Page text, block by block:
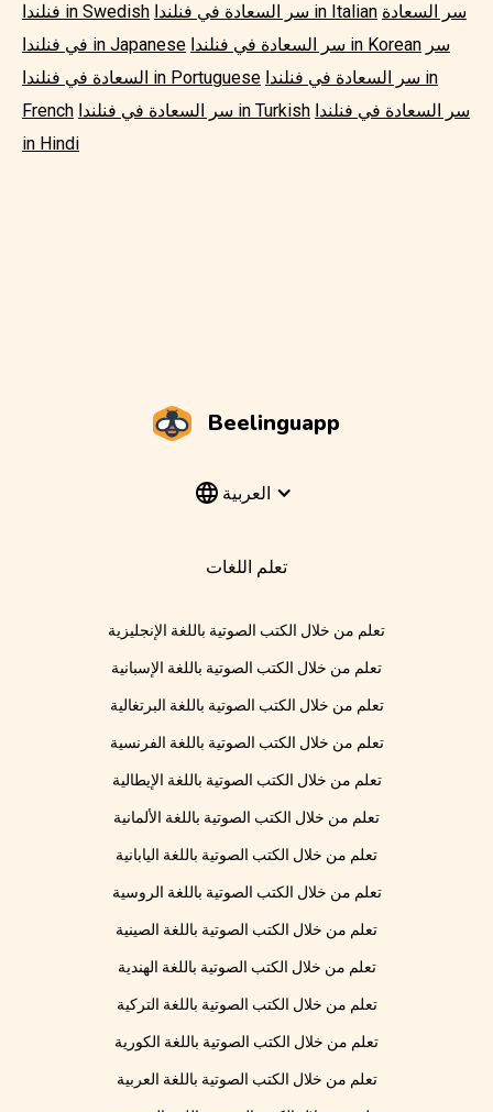
فنلندا in Swedish
سر السعادة في فنلندا in Italian سر السعادة
في فنلندا in Japanese
سر السعادة في فنلندا in Korean سر
السعادة في فنلندا in Portuguese سر السعادة في فنلندا in
French
سر السعادة في فنلندا in Turkish سر السعادة في فنلندا
in Hindi
Beelinguapp
العربية
تعلم اللغات
تعلم من خلال الكتب الصوتية باللغة الإنجليزية
تعلم من خلال الكتب الصوتية باللغة الإسبانية
تعلم من خلال الكتب الصوتية باللغة البرتغالية
تعلم من خلال الكتب الصوتية باللغة الفرنسية
تعلم من خلال الكتب الصوتية باللغة الإيطالية
تعلم من خلال الكتب الصوتية باللغة الألمانية
تعلم من خلال الكتب الصوتية باللغة اليابانية
تعلم من خلال الكتب الصوتية باللغة الروسية
تعلم من خلال الكتب الصوتية باللغة الصينية
تعلم من خلال الكتب الصوتية باللغة الهندية
تعلم من خلال الكتب الصوتية باللغة التركية
تعلم من خلال الكتب الصوتية باللغة الكورية
تعلم من خلال الكتب الصوتية باللغة العربية